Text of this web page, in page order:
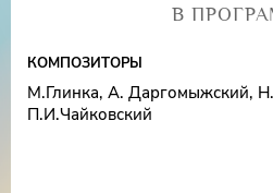
В
КОМПОЗИТОРЫ
М.Глинка, А. Даргомыжский,
П.И.Чайковский